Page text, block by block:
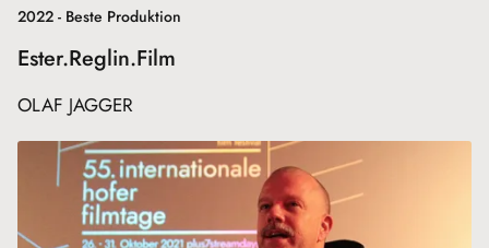
2022 - Beste Produktion
Ester.Reglin.Film
OLAF JAGGER